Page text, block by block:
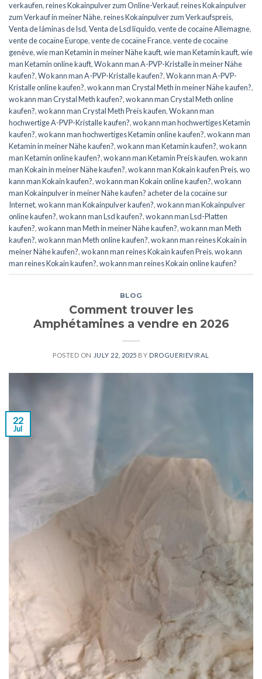
verkaufen,reines Kokainpulver zum Online-Verkauf,reines Kokainpulver
zum Verkauf in meiner Nähe,reines Kokainpulver zum Verkaufspreis,
Venta de láminas de lsd,Venta de Lsd líquido,vente de cocaïne Allemagne,
vente de cocaïne Europe,vente de cocaïne France,vente de cocaïne
genève,wie man Ketamin in meiner Nähe kauft,wie man Ketamin kauft,wie
man Ketamin online kauft,Wo kann man A-PVP-Kristalle in meiner Nähe
kaufen?,Wo kann man A-PVP-Kristalle kaufen?,Wo kann man A-PVP-
Kristalle online kaufen?,wo kann man Crystal Meth in meiner Nähe kaufen?,
wo kann man Crystal Meth kaufen?,wo kann man Crystal Meth online
kaufen?,wo kann man Crystal Meth Preis kaufen,Wo kann man
hochwertige A-PVP-Kristalle kaufen?,wo kann man hochwertiges Ketamin
kaufen?,wo kann man hochwertiges Ketamin online kaufen?,wo kann man
Ketamin in meiner Nähe kaufen?,wo kann man Ketamin kaufen?,wo kann
man Ketamin online kaufen?,wo kann man Ketamin Preis kaufen,wo kann
man Kokain in meiner Nähe kaufen?,wo kann man Kokain kaufen Preis,wo
kann man Kokain kaufen?,wo kann man Kokain online kaufen?,wo kann
man Kokainpulver in meiner Nähe kaufen? acheter de la cocaïne sur
Internet,wo kann man Kokainpulver kaufen?,wo kann man Kokainpulver
online kaufen?,wo kann man Lsd kaufen?,wo kann man Lsd-Platten
kaufen?,wo kann man Meth in meiner Nähe kaufen?,wo kann man Meth
kaufen?,wo kann man Meth online kaufen?,wo kann man reines Kokain in
meiner Nähe kaufen?,wo kann man reines Kokain kaufen Preis,wo kann
man reines Kokain kaufen?,wo kann man reines Kokain online kaufen?
BLOG
Comment trouver les
Amphétamines a vendre en 2026
POSTED ON JULY 22, 2025 BY DROGUERIEVIRAL
22
Jul